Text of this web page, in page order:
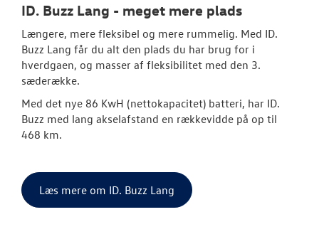
ID. Buzz Lang - meget mere plads
Længere, mere fleksibel og mere rummelig. Med ID.
Buzz Lang får du alt den plads du har brug for i
hverdgaen, og masser af fleksibilitet med den 3.
sæderække.
Med det nye 86 KwH (nettokapacitet) batteri, har ID.
Buzz med lang akselafstand en rækkevidde på op til
468 km.
Læs mere om ID. Buzz Lang